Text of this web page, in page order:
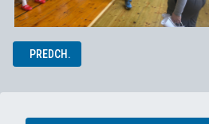
PREDCHÁDZAJÚCI ČLÁNOK:
PREDCH.